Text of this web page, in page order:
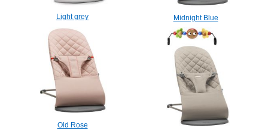
Light grey Midnight Blue
Old Rose